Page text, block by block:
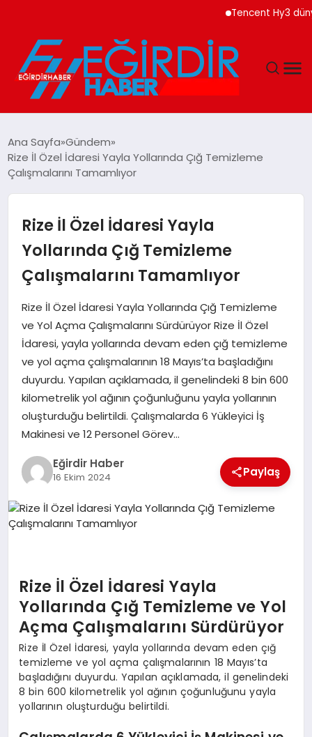
Tencent Hy3
EĞITIM
MAGAZIN
SIYASET
SPOR
TEKNOLOJI
YAŞAM
Ana Sayfa Gündem
Rize İl Özel İdaresi Yayla Yollarında Çığ Temizleme
Çalışmalarını Tamamlıyor
Rize İl Özel İdaresi Yayla
Yollarında Çığ Temizleme
Çalışmalarını Tamamlıyor
Rize İl Özel İdaresi Yayla Yollarında Çığ Temizleme
ve Yol Açma Çalışmalarını Sürdürüyor Rize İl Özel
İdaresi, yayla yollarında devam eden çığ temizleme
ve yol açma çalışmalarının 18 Mayıs’ta başladığını
duyurdu. Yapılan açıklamada, il genelindeki 8 bin 600
kilometrelik yol ağının çoğunluğunu yayla yollarının
oluşturduğu belirtildi. Çalışmalarda 6 Yükleyici İş
Makinesi ve 12 Personel Görev…
Eğirdir Haber
16 Ekim 2024 Paylaş
Rize İl Özel İdaresi Yayla
Yollarında Çığ Temizleme ve Yol
Açma Çalışmalarını Sürdürüyor
Rize İl Özel İdaresi, yayla yollarında devam eden çığ
temizleme ve yol açma çalışmalarının 18 Mayıs’ta
başladığını duyurdu. Yapılan açıklamada, il genelindeki
8 bin 600 kilometrelik yol ağının çoğunluğunu yayla
yollarının oluşturduğu belirtildi.